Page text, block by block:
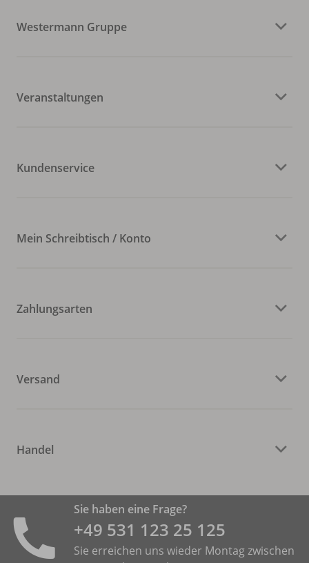
Westermann Gruppe
Veranstaltungen
Kundenservice
Mein Schreibtisch / Konto
Zahlungsarten
Versand
Handel
Sie haben eine Frage?
+49 531 ­123 25 125
Sie erreichen uns wieder Montag zwischen